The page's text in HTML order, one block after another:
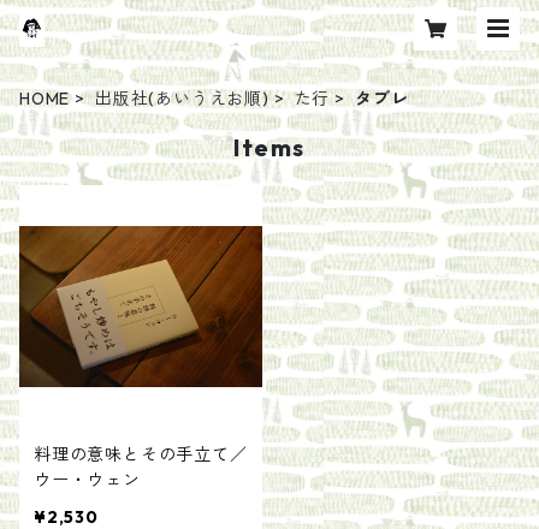
HOME 出版社(あいうえお順) た行 タブレ
Items
料理の意味とその手立て／
ウー・ウェン
¥2,530